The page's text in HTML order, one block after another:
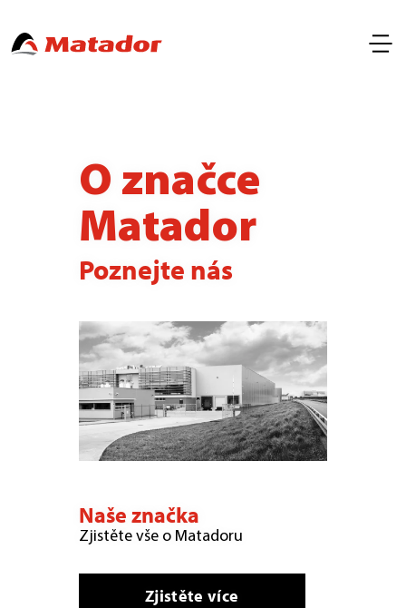
O značce
Matador
Poznejte nás
Naše značka
Zjistěte vše o Matadoru
Zjistěte více